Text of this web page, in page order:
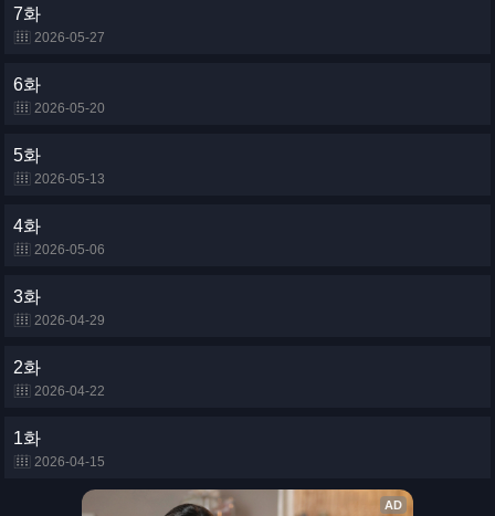
7화
2026-05-27
6화
2026-05-20
5화
2026-05-13
4화
2026-05-06
3화
2026-04-29
2화
2026-04-22
1화
2026-04-15